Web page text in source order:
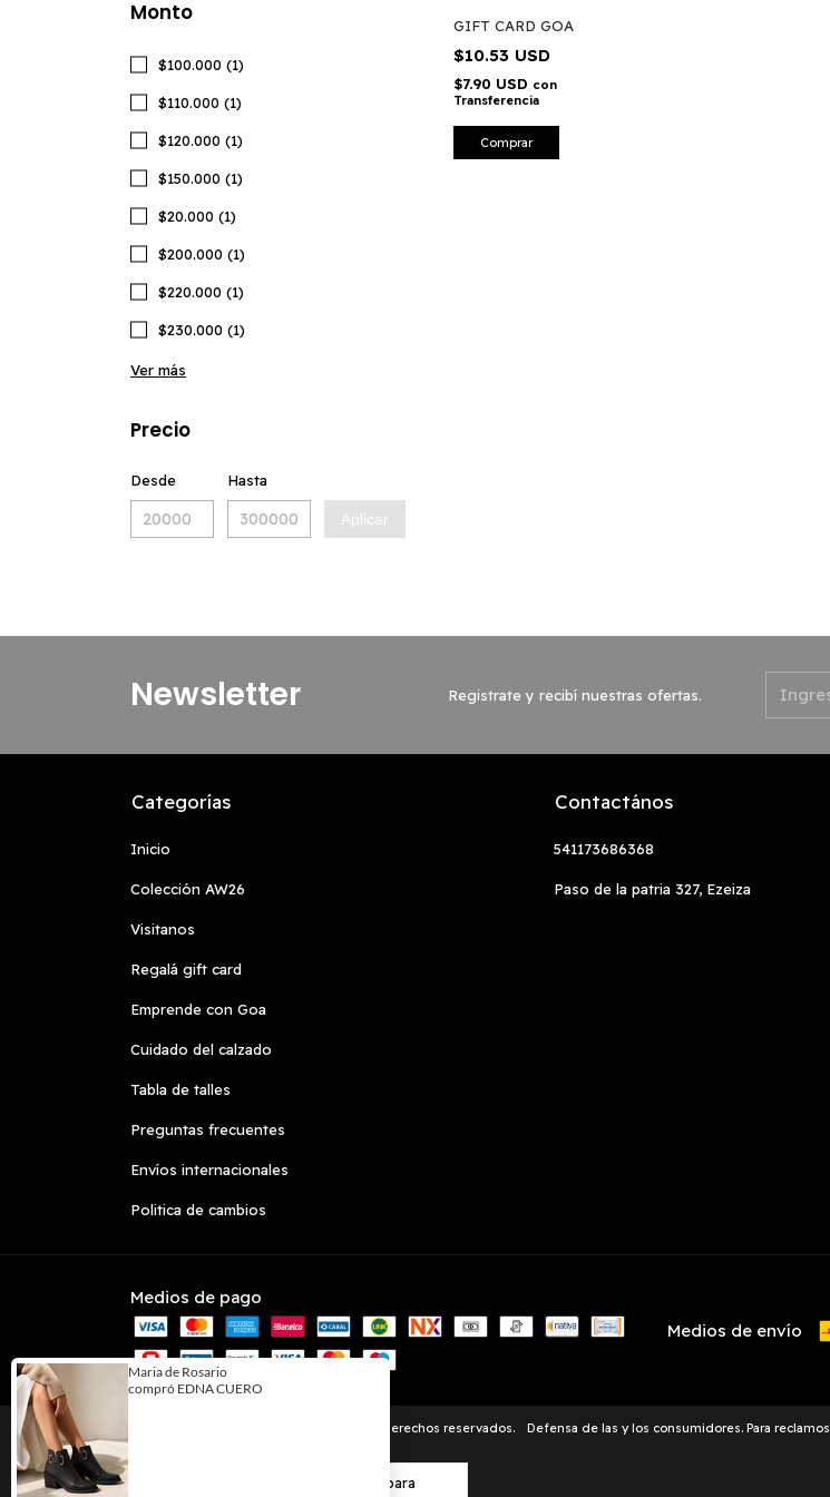
Al navegar por este sitio
para
Monto
$100.000 (1)
$110.000 (1)
$120.000 (1)
$150.000 (1)
$20.000 (1)
$200.000 (1)
$220.000 (1)
$230.000 (1)
Ver más
Precio
Desde Hasta
Aplicar
GIFT CARD GOA
$10.53 USD
$7.90 USD con
Transferencia
Comprar
Newsletter Registrate y recibí nuestras ofertas.
Categorías
Inicio
Colección AW26
Visitanos
Regalá gift card
Emprende con Goa
Cuidado del calzado
Tabla de talles
Preguntas frecuentes
Envíos internacionales
Politica de cambios
Contactános
541173686368
Paso de la patria 327, Ezeiza
Medios de pago
Medios de envío
Copyright Goa Zapatos - 2026. Todos los derechos reservados. Defensa de las y los consumidores. Para reclamos